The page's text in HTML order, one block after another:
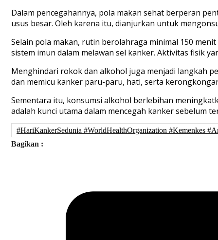
Dalam pencegahannya, pola makan sehat berperan
usus besar. Oleh karena itu, dianjurkan untuk
Selain pola makan, rutin berolahraga minimal 150
sistem imun dalam melawan sel kanker. Aktivitas fisik
Menghindari rokok dan alkohol juga menjadi langkah
dan memicu kanker paru-paru, hati, serta
Sementara itu, konsumsi alkohol berlebihan
adalah kunci utama dalam mencegah kanker sebelum
#HariKankerSedunia #WorldHealthOrganization #Kemenkes
Bagikan :